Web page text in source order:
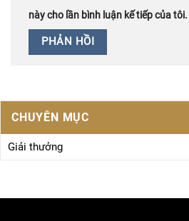
này cho lần bình luận kế tiếp của tôi.
CHUYÊN MỤC
Giải thưởng